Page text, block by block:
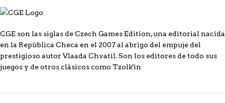
CGE son las siglas de Czech Games Edition, una editorial nacida
en la República Checa en el 2007 al abrigo del empuje del
prestigioso autor Vlaada Chvatil. Son los editores de todo sus
juegos y de otros clásicos como Tzolk'in